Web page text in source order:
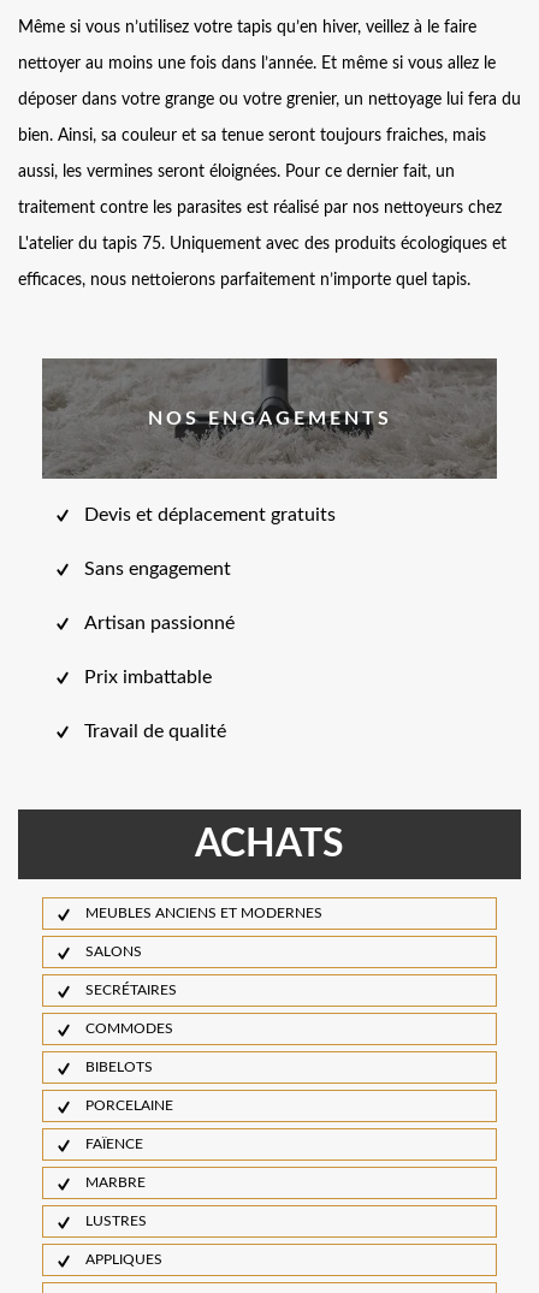
Même si vous n’utilisez votre tapis qu’en hiver, veillez à le faire
nettoyer au moins une fois dans l’année. Et même si vous allez le
déposer dans votre grange ou votre grenier, un nettoyage lui fera du
bien. Ainsi, sa couleur et sa tenue seront toujours fraiches, mais
aussi, les vermines seront éloignées. Pour ce dernier fait, un
traitement contre les parasites est réalisé par nos nettoyeurs chez
L'atelier du tapis 75. Uniquement avec des produits écologiques et
efficaces, nous nettoierons parfaitement n’importe quel tapis.
NOS ENGAGEMENTS
Devis et déplacement gratuits
Sans engagement
Artisan passionné
Prix imbattable
Travail de qualité
ACHATS
MEUBLES ANCIENS ET MODERNES
SALONS
SECRÉTAIRES
COMMODES
BIBELOTS
PORCELAINE
FAÏENCE
MARBRE
LUSTRES
APPLIQUES